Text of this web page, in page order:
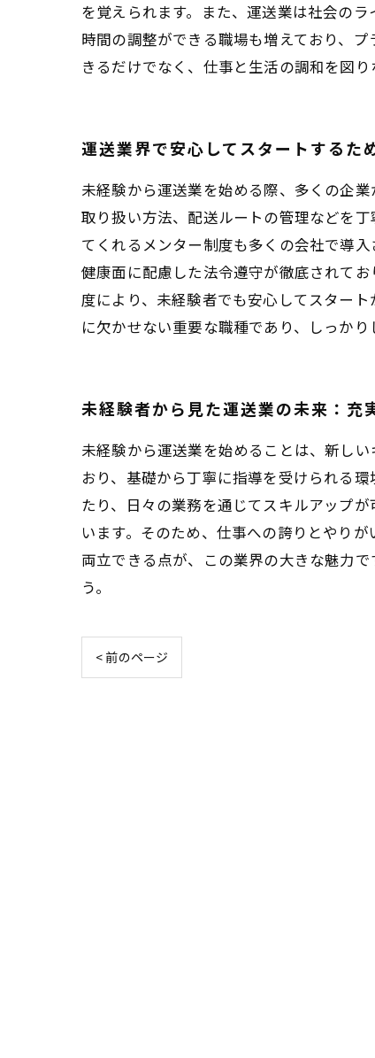
を覚えられます。また、運送業は社会の
時間の調整ができる職場も増えており、
きるだけでなく、仕事と生活の調和を図
運送業界で安心してスタートするた
未経験から運送業を始める際、多くの企
取り扱い方法、配送ルートの管理などを
てくれるメンター制度も多くの会社で導
健康面に配慮した法令遵守が徹底されて
度により、未経験者でも安心してスター
に欠かせない重要な職種であり、しっか
未経験者から見た運送業の未来：充
未経験から運送業を始めることは、新し
おり、基礎から丁寧に指導を受けられる
たり、日々の業務を通じてスキルアップ
います。そのため、仕事への誇りとやり
両立できる点が、この業界の大きな魅力
う。
< 前のページ